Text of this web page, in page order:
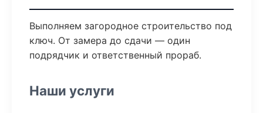
Выполняем загородное строительство под
ключ. От замера до сдачи — один
подрядчик и ответственный прораб.
Наши услуги